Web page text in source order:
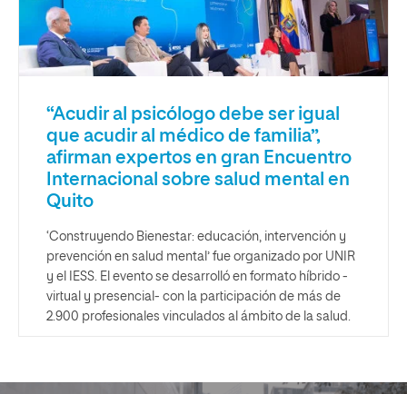
“Acudir al psicólogo debe ser igual
que acudir al médico de familia”,
afirman expertos en gran Encuentro
Internacional sobre salud mental en
Quito
‘Construyendo Bienestar: educación, intervención y
prevención en salud mental’ fue organizado por UNIR
y el IESS. El evento se desarrolló en formato híbrido -
virtual y presencial- con la participación de más de
2.900 profesionales vinculados al ámbito de la salud.